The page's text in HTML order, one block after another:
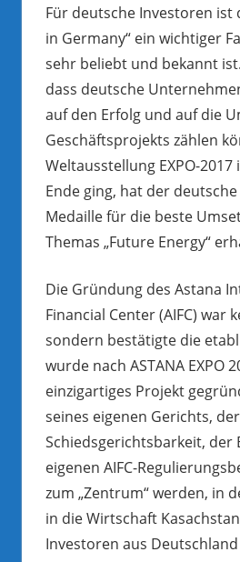
Für deutsche Investoren ist
in Germany“ ein wichtiger
sehr beliebt und bekannt
dass deutsche
auf den Erfolg und auf die
Geschäftsprojekts zählen
Weltausstellung EXPO-2017
Ende ging, hat der
Medaille für die beste
Themas „Future Energy“
Die Gründung des Astana
Financial Center (AIFC) war
sondern bestätigte die
wurde nach ASTANA EXPO
einzigartiges Projekt
seines eigenen Gerichts, der
Schiedsgerichtsbarkeit, der
eigenen AIFC-
zum „Zentrum“ werden, in
in die Wirtschaft
Investoren aus